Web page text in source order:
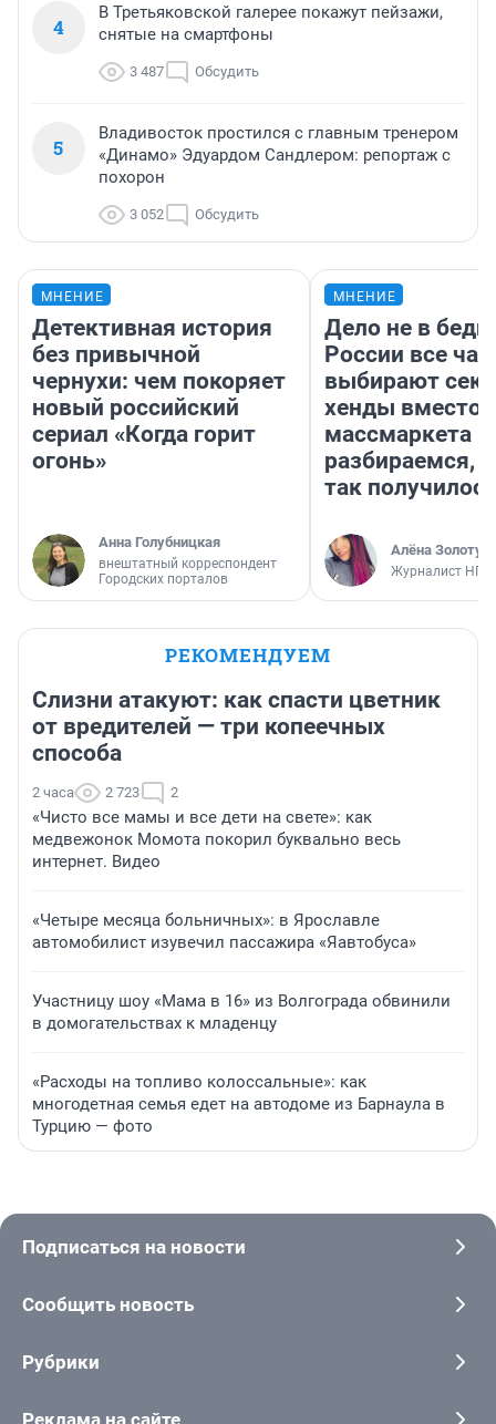
4
В Третьяковской галерее покажут пейзажи,
снятые на смартфоны
3 487 Обсудить
5
Владивосток простился с главным тренером
«Динамо» Эдуардом Сандлером: репортаж с
похорон
3 052 Обсудить
МНЕНИЕ
Детективная история
без привычной
чернухи: чем покоряет
новый российский
сериал «Когда горит
огонь»
Анна Голубницкая
внештатный корреспондент
Городских порталов
МНЕНИЕ
Дело не в
России все
выбирают
хенды вместо
массмаркета —
разбираемся,
так
Алёна
Журналист НГС
РЕКОМЕНДУЕМ
Слизни атакуют: как спасти цветник
от вредителей — три копеечных
способа
2 часа 2 723 2
«Чисто все мамы и все дети на свете»: как
медвежонок Момота покорил буквально весь
интернет. Видео
«Четыре месяца больничных»: в Ярославле
автомобилист изувечил пассажира «Яавтобуса»
Участницу шоу «Мама в 16» из Волгограда обвинили
в домогательствах к младенцу
«Расходы на топливо колоссальные»: как
многодетная семья едет на автодоме из Барнаула в
Турцию — фото
Подписаться на новости
Сообщить новость
Рубрики
Реклама на сайте